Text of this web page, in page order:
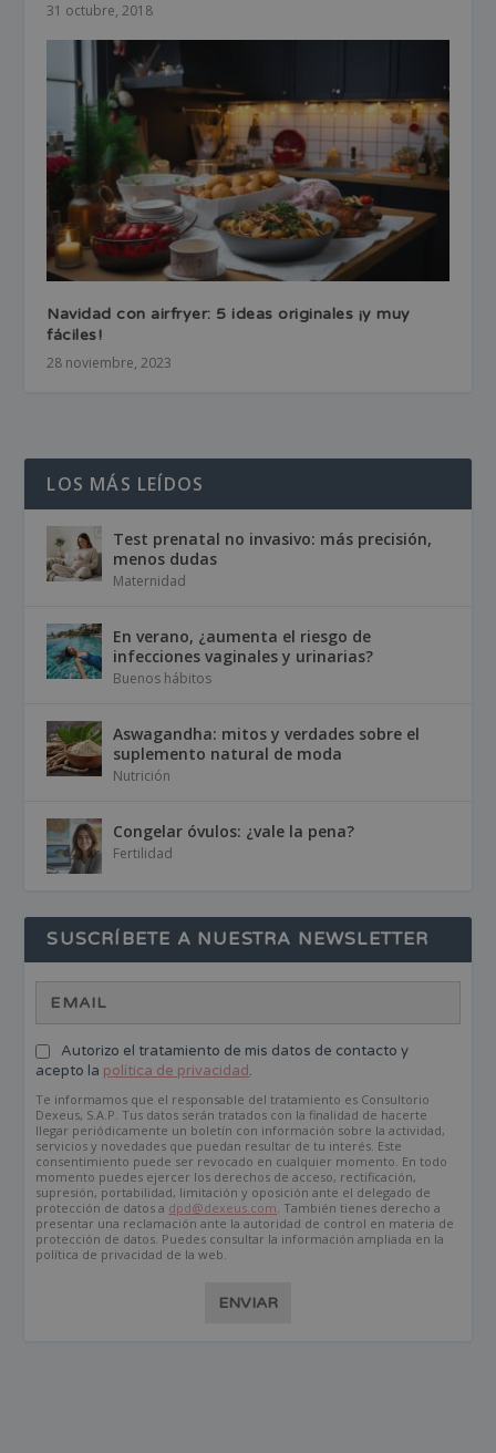
31 octubre, 2018
Navidad con airfryer: 5 ideas originales ¡y muy
fáciles!
28 noviembre, 2023
LOS MÁS LEÍDOS
Test prenatal no invasivo: más precisión,
menos dudas
Maternidad
En verano, ¿aumenta el riesgo de
infecciones vaginales y urinarias?
Buenos hábitos
Aswagandha: mitos y verdades sobre el
suplemento natural de moda
Nutrición
Congelar óvulos: ¿vale la pena?
Fertilidad
SUSCRÍBETE A NUESTRA NEWSLETTER
Autorizo el tratamiento de mis datos de contacto y
acepto la política de privacidad.
Te informamos que el responsable del tratamiento es Consultorio
Dexeus, S.A.P. Tus datos serán tratados con la finalidad de hacerte
llegar periódicamente un boletín con información sobre la actividad,
servicios y novedades que puedan resultar de tu interés. Este
consentimiento puede ser revocado en cualquier momento. En todo
momento puedes ejercer los derechos de acceso, rectificación,
supresión, portabilidad, limitación y oposición ante el delegado de
protección de datos a dpd@dexeus.com. También tienes derecho a
presentar una reclamación ante la autoridad de control en materia de
protección de datos. Puedes consultar la información ampliada en la
política de privacidad de la web.
ENVIAR